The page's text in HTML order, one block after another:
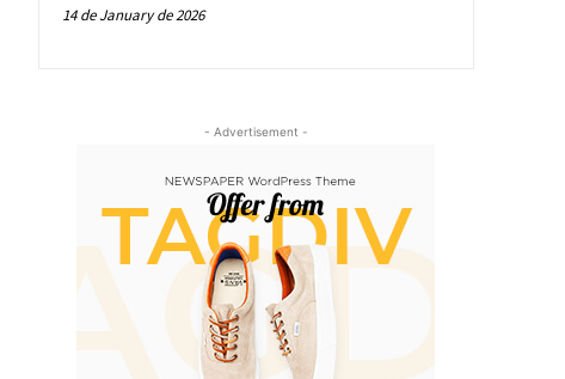
14 de January de 2026
- Advertisement -